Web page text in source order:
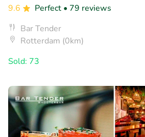
9.6
Perfect • 79 reviews
Bar Tender
Rotterdam (0km)
Sold: 73